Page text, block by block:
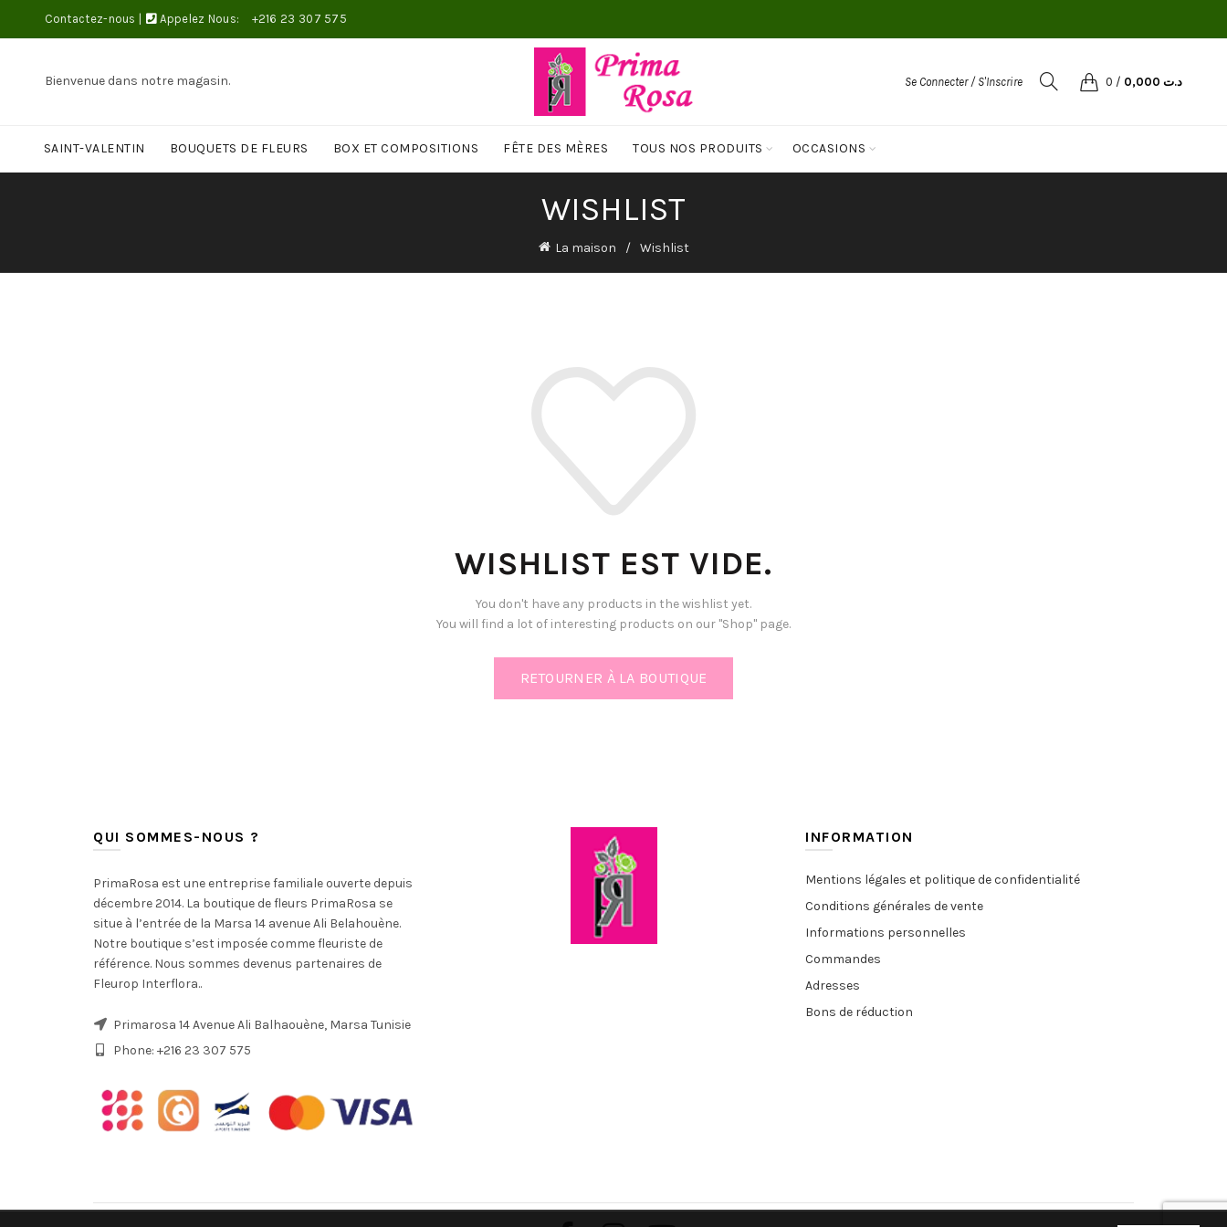
Contactez-nous Appelez Nous: +216 23 307 575
Bienvenue dans notre magasin. Se Connecter / S'Inscrire 0 / د.ت
SAINT-VALENTIN BOUQUETS DE FLEURS BOX ET COMPOSITIONS FÊTE DES MÈRES TOUS NOS PRODUITS OCCASIONS
WISHLIST
La maison Wishlist
WISHLIST EST VIDE.
You don't have any products in the wishlist yet.
You will find a lot of interesting products on our "Shop" page.
RETOURNER À LA BOUTIQUE
QUI SOMMES-NOUS ?
PrimaRosa est une entreprise familiale ouverte depuis
décembre 2014. La boutique de fleurs PrimaRosa se
situe à l’entrée de la Marsa 14 avenue Ali Belahouène.
Notre boutique s’est imposée comme fleuriste de
référence. Nous sommes devenus partenaires de
Fleurop Interflora..
Primarosa 14 Avenue Ali Balhaouène, Marsa Tunisie
Phone: +216 23 307 575
INFORMATION
Mentions légales et politique de confidentialité
Conditions générales de vente
Informations personnelles
Commandes
Adresses
Bons de réduction